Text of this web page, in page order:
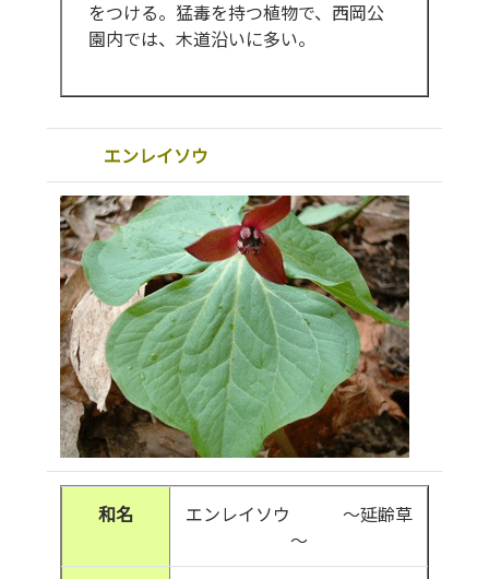
をつける。猛毒を持つ植物で、西岡公
園内では、木道沿いに多い。
エンレイソウ
和名
エンレイソウ ～延齢草
～